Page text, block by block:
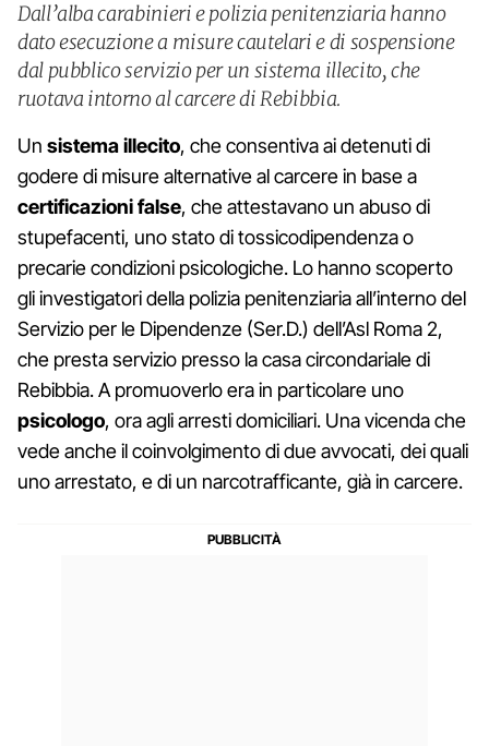
Dall’alba carabinieri e polizia penitenziaria hanno
dato esecuzione a misure cautelari e di sospensione
dal pubblico servizio per un sistema illecito, che
ruotava intorno al carcere di Rebibbia.
Un sistema illecito, che consentiva ai detenuti di
godere di misure alternative al carcere in base a
certificazioni false, che attestavano un abuso di
stupefacenti, uno stato di tossicodipendenza o
precarie condizioni psicologiche. Lo hanno scoperto
gli investigatori della polizia penitenziaria all’interno del
Servizio per le Dipendenze (Ser.D.) dell’Asl Roma 2,
che presta servizio presso la casa circondariale di
Rebibbia. A promuoverlo era in particolare uno
psicologo, ora agli arresti domiciliari. Una vicenda che
vede anche il coinvolgimento di due avvocati, dei quali
uno arrestato, e di un narcotrafficante, già in carcere.